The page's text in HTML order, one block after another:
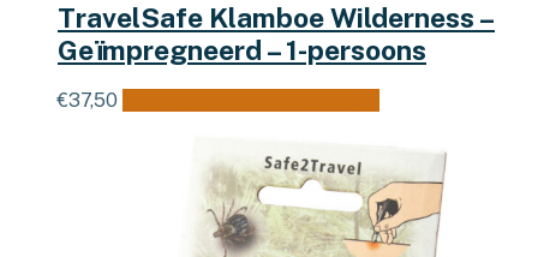
TravelSafe Klamboe Wilderness –
Geïmpregneerd – 1-persoons
€37,50